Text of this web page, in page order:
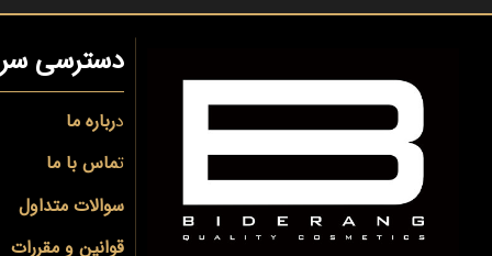
دسترسی
درباره ما
تماس با ما
سوالات متداول
قوانین و مقررات